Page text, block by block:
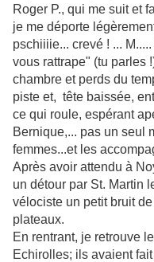
Roger P., qui me suit et
je me déporte
pschiiiie... crevé ! ...
vous rattrape" (tu parles
chambre et perds du
piste et, tête baissée,
ce qui roule, espérant
Bernique,... pas un seul
femmes...et les
Après avoir attendu à
un détour par St. Martin
vélociste un petit bruit
plateaux.
En rentrant, je retrouve
Echirolles; ils avaient